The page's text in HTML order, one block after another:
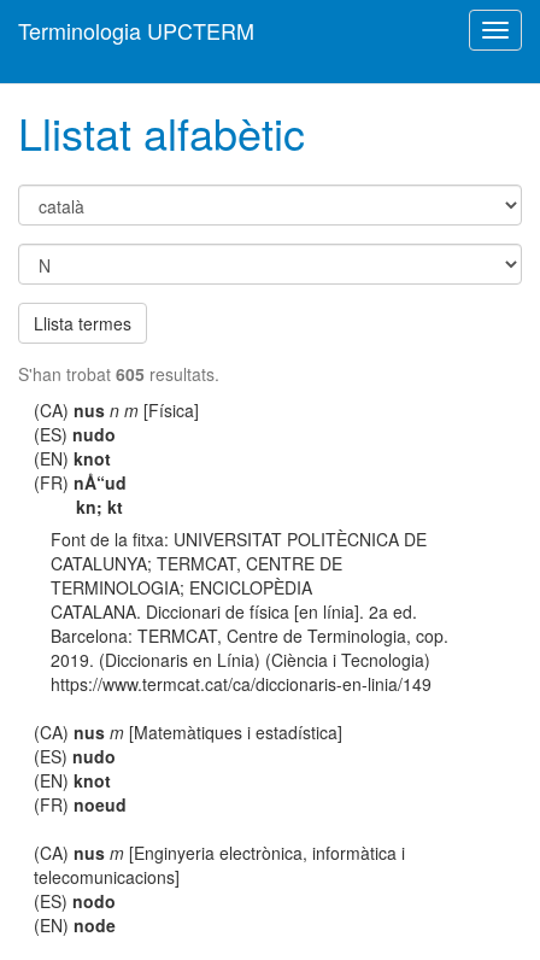
Terminologia UPCTERM
Llistat alfabètic
Llista termes
S'han trobat 605 resultats.
(CA)nus n m [Física]
(ES)nudo
(EN)knot
(FR)nÅ“ud
kn; kt
Font de la fitxa: UNIVERSITAT POLITÈCNICA DE
CATALUNYA; TERMCAT, CENTRE DE
TERMINOLOGIA; ENCICLOPÈDIA
CATALANA. Diccionari de física [en línia]. 2a ed.
Barcelona: TERMCAT, Centre de Terminologia, cop.
2019. (Diccionaris en Línia) (Ciència i Tecnologia)
https://www.termcat.cat/ca/diccionaris-en-linia/149
(CA)nus m [Matemàtiques i estadística]
(ES)nudo
(EN)knot
(FR)noeud
(CA)nus m [Enginyeria electrònica, informàtica i
telecomunicacions]
(ES)nodo
(EN)node